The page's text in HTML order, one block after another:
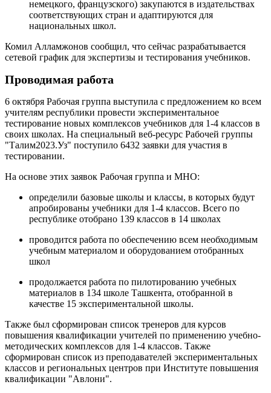
немецкого, французского) закупаются в издательствах
соответствующих стран и адаптируются для
национальных школ.
Комил Алламжонов сообщил, что сейчас разрабатывается
сетевой график для экспертизы и тестирования учебников.
Проводимая работа
6 октября Рабочая группа выступила с предложением ко всем
учителям республики провести экспериментальное
тестирование новых комплексов учебников для 1-4 классов в
своих школах. На специальный веб-ресурс Рабочей группы
"Талим2023.Уз" поступило 6432 заявки для участия в
тестировании.
На основе этих заявок Рабочая группа и МНО:
определили базовые школы и классы, в которых будут
апробированы учебники для 1-4 классов. Всего по
республике отобрано 139 классов в 14 школах
проводится работа по обеспечению всем необходимым
учебным материалом и оборудованием отобранных
школ
продолжается работа по пилотированию учебных
материалов в 134 школе Ташкента, отобранной в
качестве 15 экспериментальной школы.
Также был сформирован список тренеров для курсов
повышения квалификации учителей по применению учебно-
методических комплексов для 1-4 классов. Также
сформирован список из преподавателей экспериментальных
классов и региональных центров при Институте повышения
квалификации "Авлони".